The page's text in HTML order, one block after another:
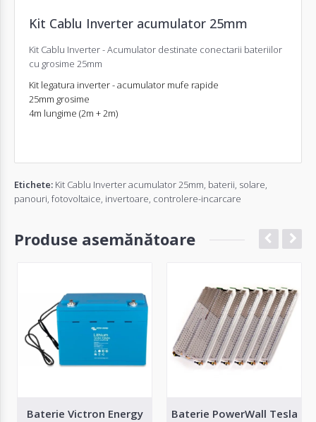
Kit Cablu Inverter acumulator 25mm
Kit Cablu Inverter - Acumulator destinate conectarii bateriilor
cu grosime 25mm
Kit legatura inverter - acumulator mufe rapide
25mm grosime
4m lungime (2m + 2m)
Etichete: Kit Cablu Inverter acumulator 25mm baterii solare
panouri fotovoltaice invertoare controlere-incarcare
Produse asemănătoare
Baterie Victron Energy
Baterie PowerWall Tesla